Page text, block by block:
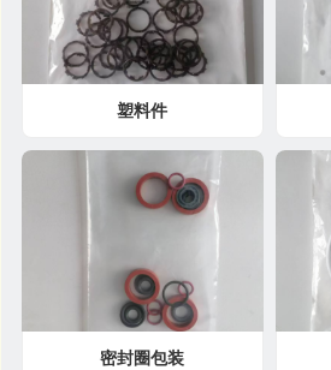
塑料件
密封圈包装